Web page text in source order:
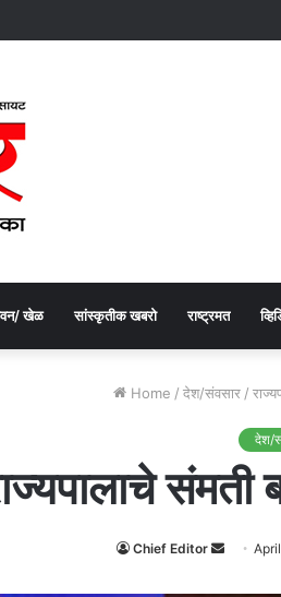
खेळ सांस्कृतीक खबरो राष्ट्रमत
Home / देश/संवसार /
देश/
Chief Editor
Send